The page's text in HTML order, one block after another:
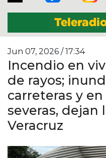
Jun 07, 2026 / 17:34
Incendio en
de rayos;
carreteras y
severas, dejan
Veracruz